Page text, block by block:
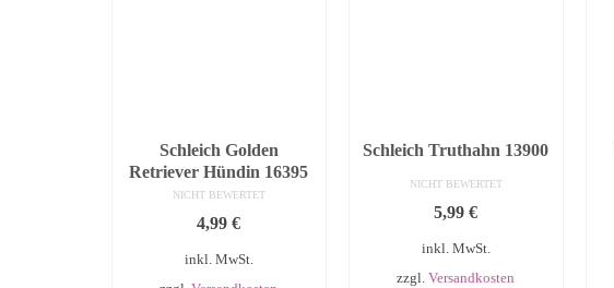
Schleich Golden
Retriever Hündin 16395
NICHT BEWERTET
4,99€
inkl. MwSt.
Schleich Truthahn 13900
NICHT BEWERTET
5,99€
inkl. MwSt.
zzgl.Versandkosten